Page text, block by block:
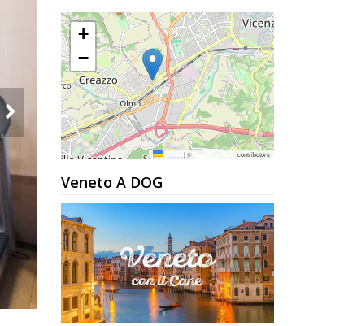
+
−
Leaflet |© contributors
Veneto A DOG